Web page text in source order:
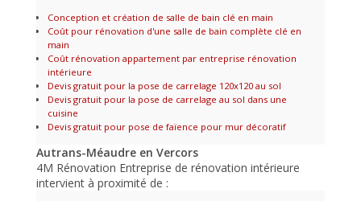
Conception et création de salle de bain clé en main
Coût pour rénovation d'une salle de bain complète clé en
main
Coût rénovation appartement par entreprise rénovation
intérieure
Devis gratuit pour la pose de carrelage 120x120 au sol
Devis gratuit pour la pose de carrelage au sol dans une
cuisine
Devis gratuit pour pose de faïence pour mur décoratif
Autrans-Méaudre en Vercors
4M Rénovation Entreprise de rénovation intérieure
intervient à proximité de :